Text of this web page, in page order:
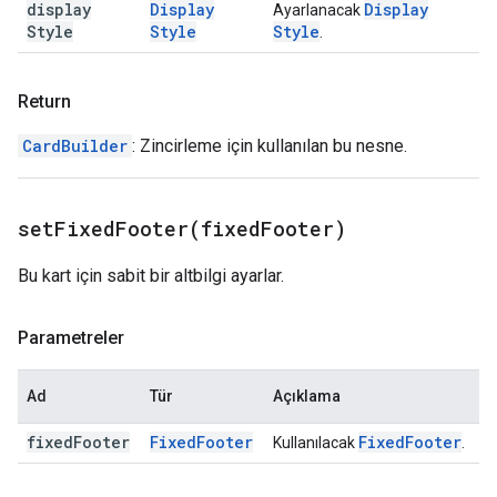
display
Style
Display
Style
Ayarlanacak Display
Style
Return
CardBuilder : Zincirleme için kullanılan bu nesne.
setFixedFooter(fixedFooter)
Bu kart için sabit bir altbilgi ayarlar.
Parametreler
Ad Tür Açıklama
fixedFooter FixedFooter Kullanılacak FixedFooter